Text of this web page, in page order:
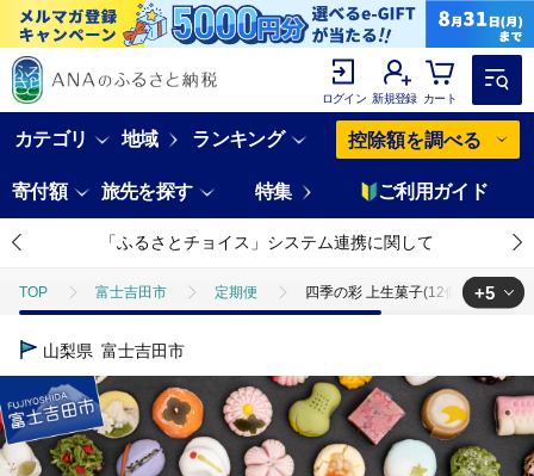
ログイン 新規登録 カート
カテゴリ 地域 ランキング 控除額を調べる
寄付額 旅先を探す 特集 ご利用ガイド
「ふるさとチョイス」システム連携に関して
TOP 富士吉田市 定期便 四季の彩 上生菓子(12個セット) 4
TOP
定期便 ほかの定期便 四季の彩 上生菓子(12個セット)
TOP パン・菓子類 四季の彩 上生菓子(12個セット) 4回 定期便 【
+5
山梨県 富士吉田市